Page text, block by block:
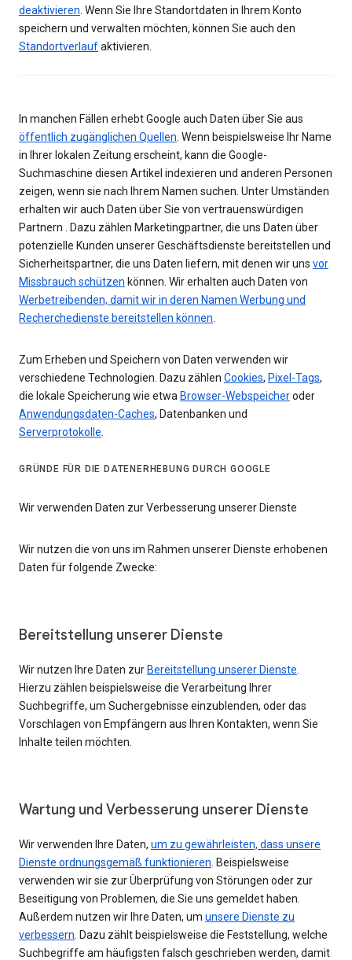
deaktivieren. Wenn Sie Ihre Standortdaten in Ihrem Konto
speichern und verwalten möchten, können Sie auch den
Standortverlaufaktivieren.
In manchen Fällen erhebt Google auch Daten über Sie aus
öffentlich zugänglichen Quellen. Wenn beispielsweise Ihr Name
in Ihrer lokalen Zeitung erscheint, kann die Google-
Suchmaschine diesen Artikel indexieren und anderen Personen
zeigen, wenn sie nach Ihrem Namen suchen. Unter Umständen
erhalten wir auch Daten über Sie von vertrauenswürdigen
Partnern . Dazu zählen Marketingpartner, die uns Daten über
potenzielle Kunden unserer Geschäftsdienste bereitstellen und
Sicherheitspartner, die uns Daten liefern, mit denen wir uns vor
Missbrauch schützen können. Wir erhalten auch Daten von
Werbetreibenden, damit wir in deren Namen Werbung und
Recherchedienste bereitstellen können.
Zum Erheben und Speichern von Daten verwenden wir
verschiedene Technologien. Dazu zählen Cookies, Pixel-Tags,
die lokale Speicherung wie etwa Browser-Webspeicheroder
Anwendungsdaten-Caches, Datenbanken und
Serverprotokolle.
GRÜNDE FÜR DIE DATENERHEBUNG DURCH GOOGLE
Wir verwenden Daten zur Verbesserung unserer Dienste
Wir nutzen die von uns im Rahmen unserer Dienste erhobenen
Daten für folgende Zwecke:
Bereitstellung unserer Dienste
Wir nutzen Ihre Daten zur Bereitstellung unserer Dienste
Hierzu zählen beispielsweise die Verarbeitung Ihrer
Suchbegriffe, um Suchergebnisse einzublenden, oder das
Vorschlagen von Empfängern aus Ihren Kontakten, wenn Sie
Inhalte teilen möchten.
Wartung und Verbesserung unserer Dienste
Wir verwenden Ihre Daten, um zu gewährleisten, dass unsere
Dienste ordnungsgemäß funktionieren . Beispielsweise
verwenden wir sie zur Überprüfung von Störungen oder zur
Beseitigung von Problemen, die Sie uns gemeldet haben.
Außerdem nutzen wir Ihre Daten, um unsere Dienste zu
verbessern . Dazu zählt beispielsweise die Feststellung, welche
Suchbegriffe am häufigsten falsch geschrieben werden, damit